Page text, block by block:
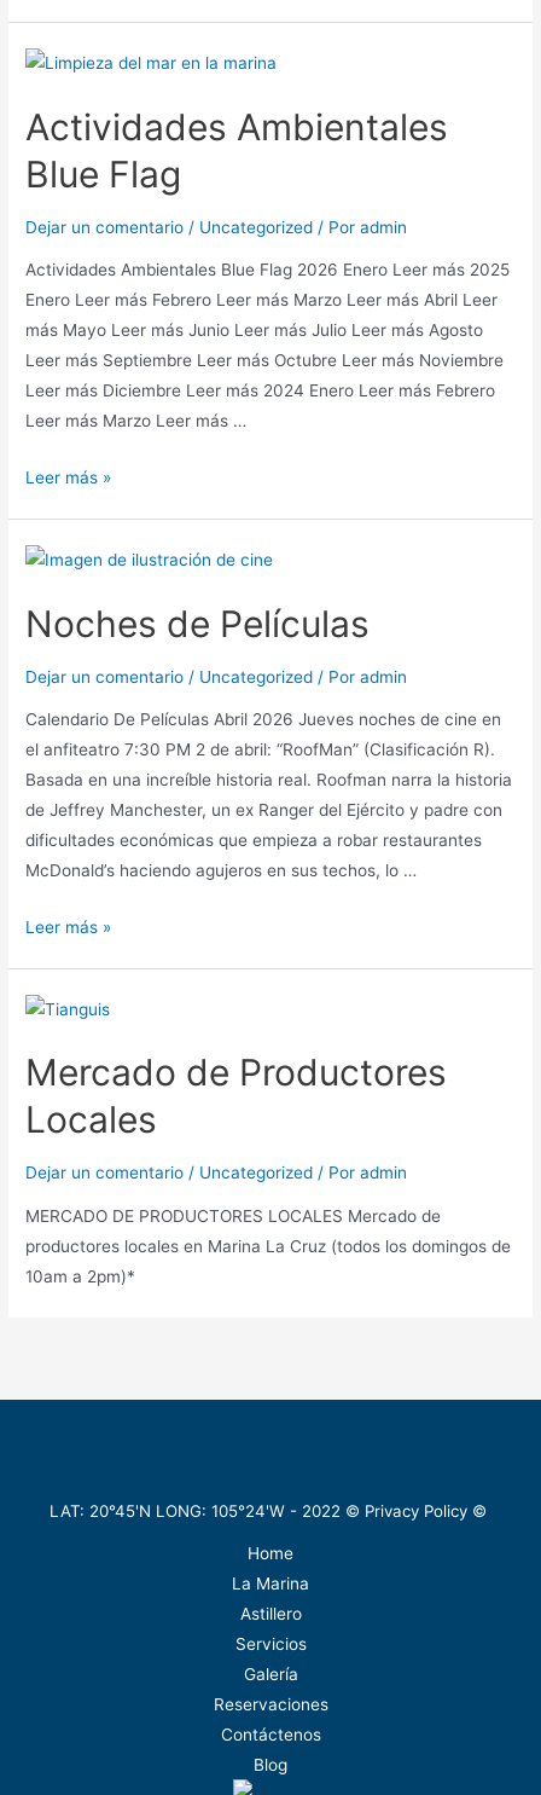
Actividades Ambientales
Blue Flag
Dejar un comentario / Uncategorized / Poradmin
Actividades Ambientales Blue Flag 2026 Enero Leer más 2025
Enero Leer más Febrero Leer más Marzo Leer más Abril Leer
más Mayo Leer más Junio Leer más Julio Leer más Agosto
Leer más Septiembre Leer más Octubre Leer más Noviembre
Leer más Diciembre Leer más 2024 Enero Leer más Febrero
Leer más Marzo Leer más …
Leer más »
Noches de Películas
Dejar un comentario / Uncategorized / Poradmin
Calendario De Películas Abril 2026 Jueves noches de cine en
el anfiteatro 7:30 PM 2 de abril: “RoofMan” (Clasificación R).
Basada en una increíble historia real. Roofman narra la historia
de Jeffrey Manchester, un ex Ranger del Ejército y padre con
dificultades económicas que empieza a robar restaurantes
McDonald’s haciendo agujeros en sus techos, lo …
Leer más »
Mercado de Productores
Locales
Dejar un comentario / Uncategorized / Poradmin
MERCADO DE PRODUCTORES LOCALES Mercado de
productores locales en Marina La Cruz (todos los domingos de
10am a 2pm)*
LAT: 20°45'N LONG: 105°24'W - 2022 © Privacy Policy ©
Home
La Marina
Astillero
Servicios
Galería
Reservaciones
Contáctenos
Blog